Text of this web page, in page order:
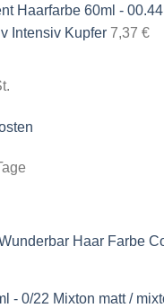
Haarfarbe 60ml -
Intensiv Kupfer 7,37 €
Haar Farbe
- 0/22 Mixton matt /